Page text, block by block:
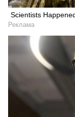
Scientists
Реклама